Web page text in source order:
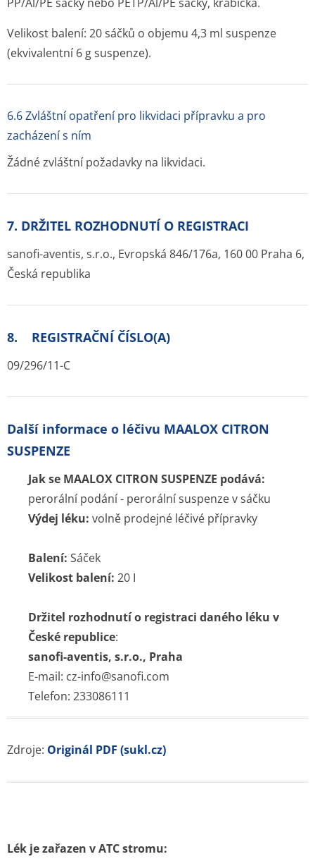
Velikost balení: 20 sáčků o objemu 4,3 ml suspenze
(ekvivalentní 6 g suspenze).
6.6 Zvláštní opatření pro likvidaci přípravku a pro
zacházení s ním
Žádné zvláštní požadavky na likvidaci.
7. DRŽITEL ROZHODNUTÍ O REGISTRACI
sanofi-aventis, s.r.o., Evropská 846/176a, 160 00 Praha 6,
Česká republika
8. REGISTRAČNÍ ČÍSLO(A)
09/296/11-C
Další informace o léčivu MAALOX CITRON
SUSPENZE
Jak se MAALOX CITRON SUSPENZE podává:
perorální podání - perorální suspenze v sáčku
Výdej léku: volně prodejné léčivé přípravky
Balení: Sáček
Velikost balení: 20 I
Držitel rozhodnutí o registraci daného léku v
České republice:
sanofi-aventis, s.r.o., Praha
E-mail: cz-info@sanofi.com
Telefon: 233086111
Zdroje: Originál PDF (sukl.cz)
Lék je zařazen v ATC stromu: